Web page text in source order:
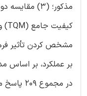
مذکور؛ (3)
بر عملکرد، بر اساس
در